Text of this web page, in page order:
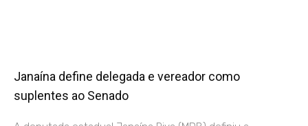
Janaína define delegada e vereador como
suplentes ao Senado